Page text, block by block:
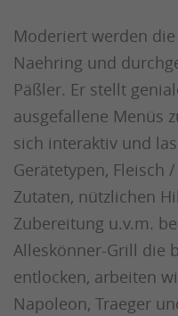
Moderiert werden
Naehring und
Päßler. Er stellt
ausgefallene Menüs
sich interaktiv und
Gerätetypen, Fleisch
Zutaten, nützlichen
Zubereitung u.v.m.
Alleskönner-Grill die
entlocken, arbeiten
Napoleon, Traeger